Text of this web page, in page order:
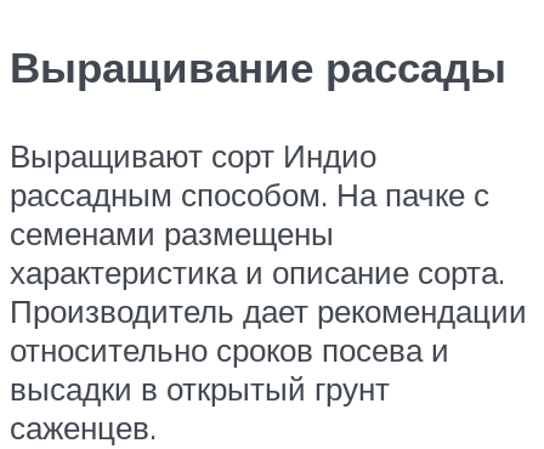
Выращивание рассады
Выращивают сорт Индио
рассадным способом. На пачке с
семенами размещены
характеристика и описание сорта.
Производитель дает рекомендации
относительно сроков посева и
высадки в открытый грунт
саженцев.